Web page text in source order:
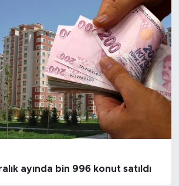
ayında bin 996 konut satıldı